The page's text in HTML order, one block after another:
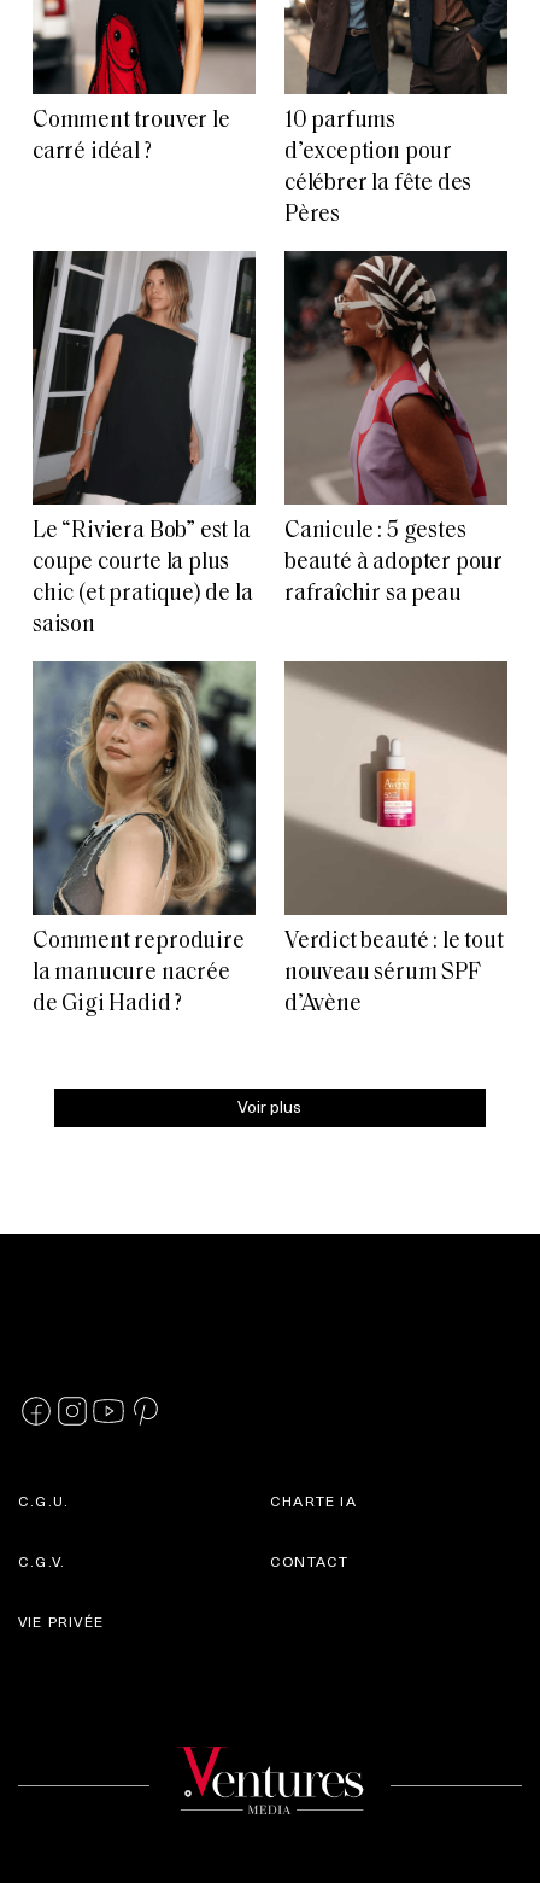
Comment trouver le
carré idéal ?
10 parfums
d’exception pour
célébrer la fête des
Pères
Le “Riviera Bob” est la
coupe courte la plus
chic (et pratique) de la
saison
Canicule : 5 gestes
beauté à adopter pour
rafraîchir sa peau
Comment reproduire
la manucure nacrée
de Gigi Hadid ?
Verdict beauté : le tout
nouveau sérum SPF
d’Avène
Voir plus
C.G.U.
C.G.V.
CHARTE IA
CONTACT
VIE PRIVÉE